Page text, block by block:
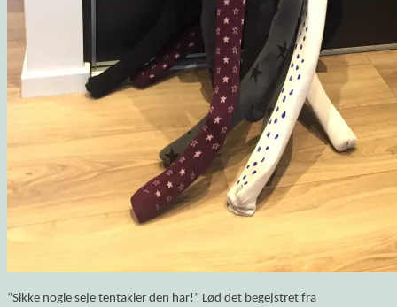
“Sikke nogle seje tentakler den har!” Lød det begejstret fra